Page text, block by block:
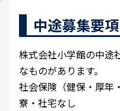
中途募集要
株式会社小学館の中途
なものがあります。
社会保険（健保・厚年
寮・社宅なし